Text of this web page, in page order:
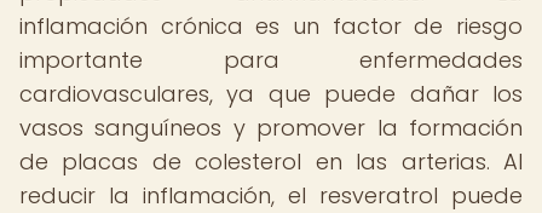
inflamación crónica es un factor de riesgo
importante para enfermedades
cardiovasculares, ya que puede dañar los
vasos sanguíneos y promover la formación
de placas de colesterol en las arterias. Al
reducir la inflamación, el resveratrol puede